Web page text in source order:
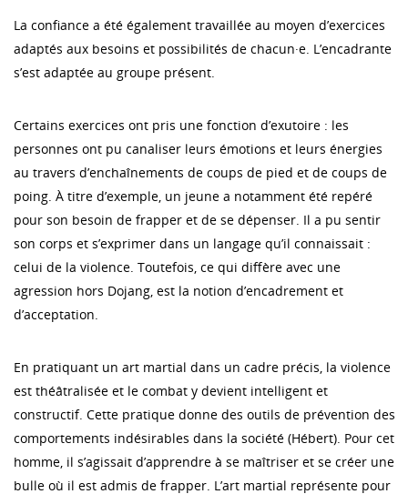
La confiance a été également travaillée au moyen d’exercices
adaptés aux besoins et possibilités de chacun·e. L’encadrante
s’est adaptée au groupe présent.
Certains exercices ont pris une fonction d’exutoire : les
personnes ont pu canaliser leurs émotions et leurs énergies
au travers d’enchaînements de coups de pied et de coups de
poing. À titre d’exemple, un jeune a notamment été repéré
pour son besoin de frapper et de se dépenser. Il a pu sentir
son corps et s’exprimer dans un langage qu’il connaissait :
celui de la violence. Toutefois, ce qui diffère avec une
agression hors Dojang, est la notion d’encadrement et
d’acceptation.
En pratiquant un art martial dans un cadre précis, la violence
est théâtralisée et le combat y devient intelligent et
constructif. Cette pratique donne des outils de prévention des
comportements indésirables dans la société (Hébert). Pour cet
homme, il s’agissait d’apprendre à se maîtriser et se créer une
bulle où il est admis de frapper. L’art martial représente pour